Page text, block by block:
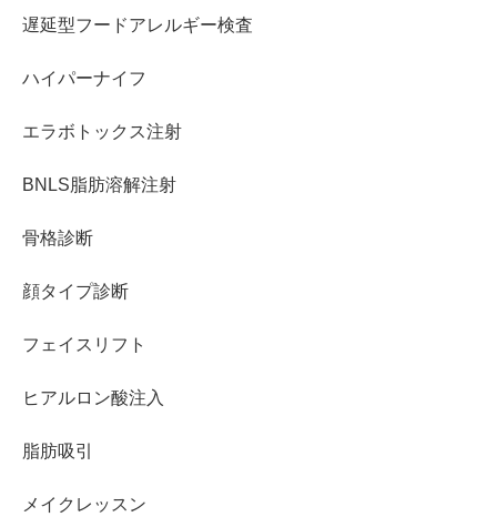
遅延型フードアレルギー検査
ハイパーナイフ
エラボトックス注射
BNLS脂肪溶解注射
骨格診断
顔タイプ診断
フェイスリフト
ヒアルロン酸注入
脂肪吸引
メイクレッスン